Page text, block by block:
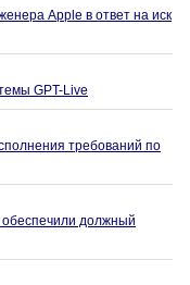
Apple в ответ на иск
GPT-Live
требований по
должный